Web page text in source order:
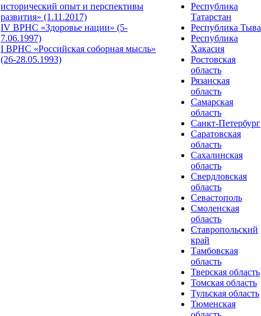
исторический опыт и перспективы
развития» (1.11.2017)
IV ВРНС «Здоровье нации» (5-
7.06.1997)
I ВРНС «Российская соборная мысль»
(26-28.05.1993)
Республика
Татарстан
Республика Тыва
Республика
Хакасия
Ростовская
область
Рязанская
область
Самарская
область
Санкт-Петербург
Саратовская
область
Сахалинская
область
Свердловская
область
Севастополь
Смоленская
область
Ставропольский
край
Тамбовская
область
Тверская область
Томская область
Тульская область
Тюменская